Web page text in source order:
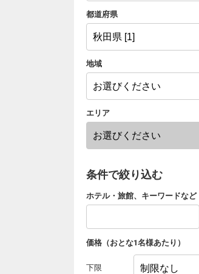
都道府県
地域
エリア
条件で絞り込む
ホテル・旅館、キーワードなど
価格（おとな1名様あたり）
下限